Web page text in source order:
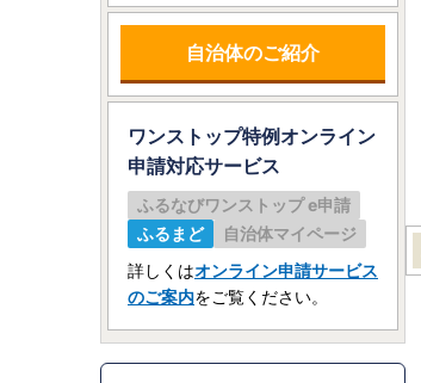
自治体のご紹介
ワンストップ特例オンライン
申請対応サービス
ふるなびワンストップ e申請
ふるまど
自治体マイページ
詳しくはオンライン申請サービス
のご案内をご覧ください。